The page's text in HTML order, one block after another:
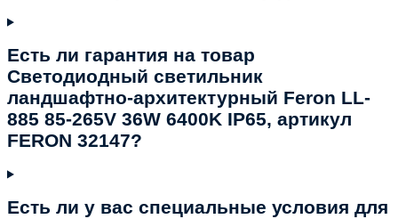
Есть ли гарантия на товар
Светодиодный светильник
ландшафтно-архитектурный Feron LL-
885 85-265V 36W 6400K IP65, артикул
FERON 32147?
Есть ли у вас специальные условия для